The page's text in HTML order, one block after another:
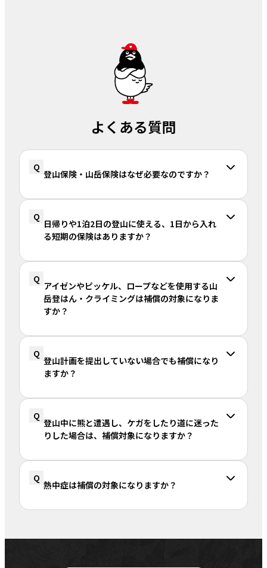
よくある質問
Q
登山保険・山岳保険はなぜ必要なのですか？
Q
日帰りや1泊2日の登山に使える、1日から入れ
る短期の保険はありますか？
Q
アイゼンやピッケル、ロープなどを使用する山
岳登はん・クライミングは補償の対象になりま
すか？
Q
登山計画を提出していない場合でも補償になり
ますか？
Q
登山中に熊と遭遇し、ケガをしたり道に迷った
りした場合は、補償対象になりますか？
Q
熱中症は補償の対象になりますか？